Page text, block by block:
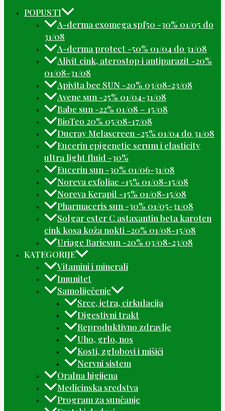
POPUSTI
A-derma exomega spf50 -30% 01/05 do
31/08
A-derma protect -50% 01/04 do 31/08
Alivit cink, aterostop i antiparazit -20%
01/08-31/08
Apivita bee SUN -20% 03/08-23/08
Avene sun -25% 01/04-31/08
Babe sun -22% 01/08 – 15/08
BioTeo 20% 05/08-17/08
Ducray Melascreen -25% 01/04 do 31/08
Eucerin epigenetic serum i elasticity
ultra light fluid -30%
Eucerin sun -30% 01/06-31/08
Noreva exfoliac -15% 01/08-15/08
Noreva Kerapil -15% 01/08-15/08
Pharmaceris sun -30% 01/05-31/08
Solgar ester C astaxantin beta karoten
cink kosa koža nokti -20% 01/08-15/08
Uriage Bariesun -20% 03/08-23/08
KATEGORIJE
Vitamini i minerali
Imunitet
Samoliječenje
Srce, jetra, cirkulacija
Digestivni trakt
Reproduktivno zdravlje
Uho, grlo, nos
Kosti, zglobovi i mišići
Nervni sistem
Oralna higijena
Medicinska sredstva
Program za sunčanje